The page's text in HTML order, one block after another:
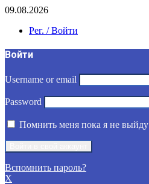
09.08.2026
Рег. / Войти
Войти
Username or email
Password
Помнить меня пока я не выйду
Вспомнить пароль?
X